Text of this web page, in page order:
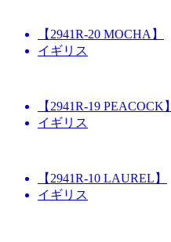
【2941R-20 MOCHA】
イギリス
【2941R-19 PEACOCK】
イギリス
【2941R-10 LAUREL】
イギリス